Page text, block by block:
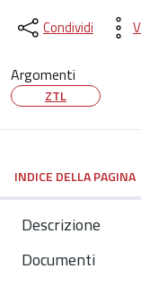
Condividi
Argomenti
ZTL
INDICE DELLA PAGINA
Descrizione
Documenti